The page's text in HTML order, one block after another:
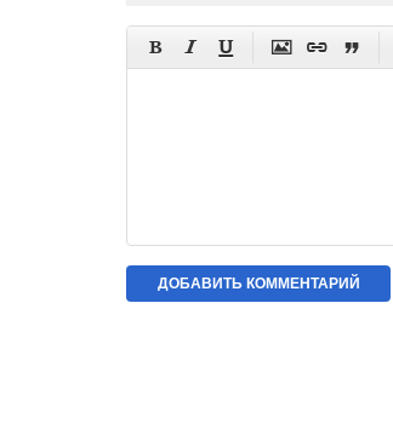
     